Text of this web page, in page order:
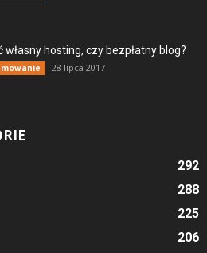
własny hosting, czy bezpłatny blog?
28 lipca 2017
292
288
225
206